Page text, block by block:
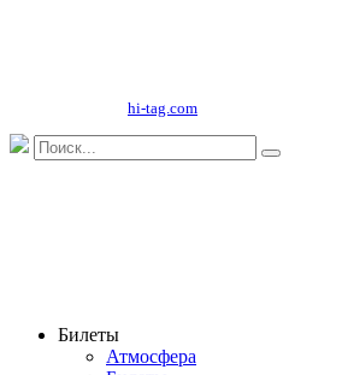
hi-tag.com
Билеты
Атмосфера